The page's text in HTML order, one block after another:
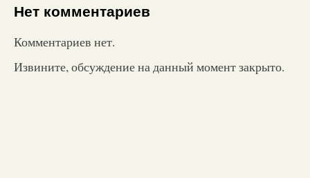
Нет комментариев
Комментариев нет.
Извините, обсуждение на данный момент закрыто.